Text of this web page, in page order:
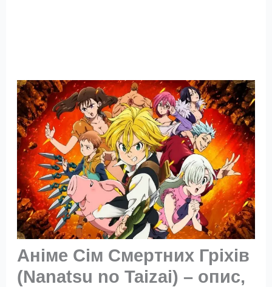
Аніме Сім Смертних Гріхів
(Nanatsu no Taizai) – опис,